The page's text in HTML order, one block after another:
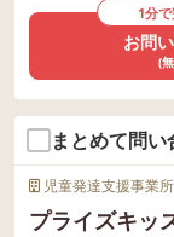
1分で
お問
(
まとめて問
児童発達支援事業所
プライズキッ